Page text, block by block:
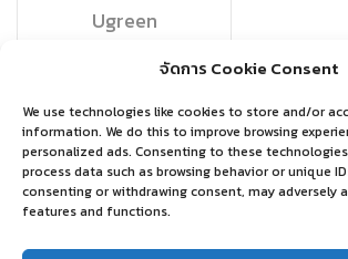
จัดการ Cookie Consent
We use technologies like cookies to store and/or
information. We do this to improve browsing
personalized ads. Consenting to these
process data such as browsing behavior or unique
consenting or withdrawing consent, may adversely
features and functions.
Ugreen
อ่านเพิ่ม